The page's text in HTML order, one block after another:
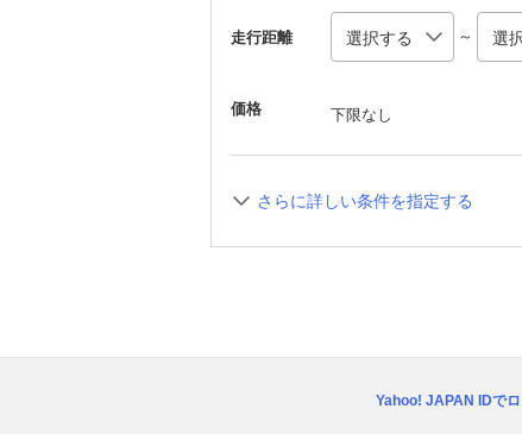
走行距離 ～
価格 下限なし
さらに詳しい条件を指定する
Yahoo! JAPAN IDで